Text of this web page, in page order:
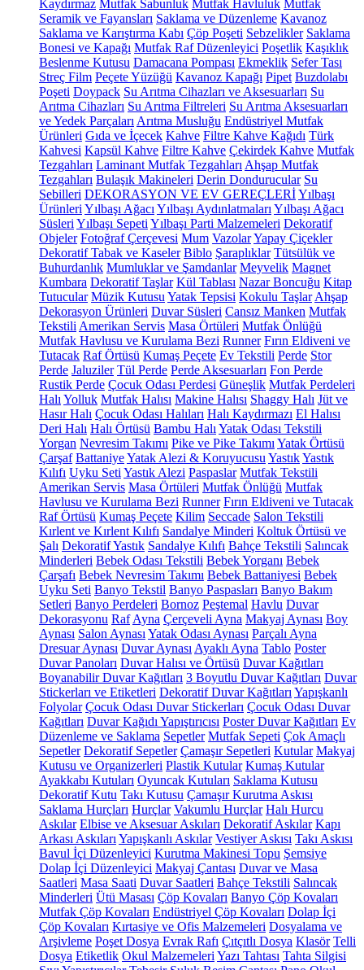
Kaydırmaz Mutfak Sabunluk Mutfak Havluluk Mutfak
Seramik ve Fayansları Saklama ve Düzenleme Kavanoz
Saklama ve Karıştırma Kabı Çöp Poşeti Sebzelikler Saklama
Bonesi ve Kapağı Mutfak Raf Düzenleyici Poşetlik Kaşıklık
Beslenme Kutusu Damacana Pompası Ekmeklik Sefer Tası
Streç Film Peçete Yüzüğü Kavanoz Kapağı Pipet Buzdolabı
Poşeti Doypack Su Arıtma Cihazları ve Aksesuarları Su
Arıtma Cihazları Su Arıtma Filtreleri Su Arıtma Aksesuarları
ve Yedek Parçaları Arıtma Musluğu Endüstriyel Mutfak
Ürünleri Gıda ve İçecek Kahve Filtre Kahve Kağıdı Türk
Kahvesi Kapsül Kahve Filtre Kahve Çekirdek Kahve Mutfak
Tezgahları Laminant Mutfak Tezgahları Ahşap Mutfak
Tezgahları Bulaşık Makineleri Derin Dondurucular Su
Sebilleri DEKORASYON VE EV GEREÇLERİYılbaşı
Ürünleri Yılbaşı Ağacı Yılbaşı Aydınlatmaları Yılbaşı Ağacı
Süsleri Yılbaşı Sepeti Yılbaşı Parti Malzemeleri Dekoratif
Objeler Fotoğraf Çerçevesi Mum VazolarYapay Çiçekler
Dekoratif Tabak ve Kaseler Biblo Şaraplıklar Tütsülük ve
Buhurdanlık Mumluklar ve Şamdanlar Meyvelik Magnet
Kumbara Dekoratif Taşlar Kül Tablası Nazar Boncuğu Kitap
Tutucular Müzik Kutusu Yatak Tepsisi Kokulu Taşlar Ahşap
Dekorasyon Ürünleri Duvar Süsleri Cansız Manken Mutfak
Tekstili Amerikan Servis Masa Örtüleri Mutfak Önlüğü
Mutfak Havlusu ve Kurulama Bezi Runner Fırın Eldiveni ve
Tutacak Raf Örtüsü Kumaş Peçete Ev Tekstili Perde Stor
Perde Jaluziler Tül Perde Perde Aksesuarları Fon Perde
Rustik Perde Çocuk Odası Perdesi Güneşlik Mutfak Perdeleri
Halı Yolluk Mutfak Halısı Makine Halısı Shaggy Halı Jüt ve
Hasır Halı Çocuk Odası Halıları Halı Kaydırmazı El Halısı
Deri Halı Halı Örtüsü Bambu Halı Yatak Odası Tekstili
Yorgan Nevresim Takımı Pike ve Pike Takımı Yatak Örtüsü
Çarşaf BattaniyeYatak Alezi & Koruyucusu YastıkYastık
Kılıfı Uyku Seti Yastık Alezi Paspaslar Mutfak Tekstili
Amerikan Servis Masa Örtüleri Mutfak Önlüğü Mutfak
Havlusu ve Kurulama Bezi Runner Fırın Eldiveni ve Tutacak
Raf Örtüsü Kumaş Peçete Kilim Seccade Salon Tekstili
Kırlent ve Kırlent Kılıfı Sandalye Minderi Koltuk Örtüsü ve
Şalı Dekoratif Yastık Sandalye Kılıfı Bahçe Tekstili Salıncak
Minderleri Bebek Odası Tekstili Bebek Yorganı Bebek
Çarşafı Bebek Nevresim Takımı Bebek Battaniyesi Bebek
Uyku Seti Banyo Tekstil Banyo Paspasları Banyo Bakım
Setleri Banyo Perdeleri Bornoz Peştemal Havlu Duvar
Dekorasyonu Raf Ayna Çerçeveli Ayna Makyaj Aynası Boy
Aynası Salon Aynası Yatak Odası Aynası Parçalı Ayna
Dresuar Aynası Duvar Aynası Ayaklı Ayna Tablo Poster
Duvar Panoları Duvar Halısı ve Örtüsü Duvar Kağıtları
Boyanabilir Duvar Kağıtları 3 Boyutlu Duvar Kağıtları Duvar
Stickerları ve Etiketleri Dekoratif Duvar Kağıtları Yapışkanlı
Folyolar Çocuk Odası Duvar Stickerları Çocuk Odası Duvar
Kağıtları Duvar Kağıdı Yapıştırıcısı Poster Duvar Kağıtları Ev
Düzenleme ve Saklama Sepetler Mutfak Sepeti Çok Amaçlı
Sepetler Dekoratif Sepetler Çamaşır Sepetleri Kutular Makyaj
Kutusu ve Organizerleri Plastik Kutular Kumaş Kutular
Ayakkabı Kutuları Oyuncak Kutuları Saklama Kutusu
Dekoratif Kutu Takı Kutusu Çamaşır Kurutma Askısı
Saklama Hurçları Hurçlar Vakumlu Hurçlar Halı Hurcu
Askılar Elbise ve Aksesuar Askıları Dekoratif Askılar Kapı
Arkası Askıları Yapışkanlı Askılar Vestiyer Askısı Takı Askısı
Bavul İçi Düzenleyici Kurutma Makinesi Topu Şemsiye
Dolap İçi Düzenleyici Makyaj Çantası Duvar ve Masa
Saatleri Masa Saati Duvar Saatleri Bahçe Tekstili Salıncak
Minderleri Ütü Masası Çöp Kovaları Banyo Çöp Kovaları
Mutfak Çöp Kovaları Endüstriyel Çöp Kovaları Dolap İçi
Çöp Kovaları Kırtasiye ve Ofis Malzemeleri Dosyalama ve
Arşivleme Poşet Dosya Evrak Rafı Çıtçıtlı Dosya Klasör Telli
Dosya Etiketlik Okul Malzemeleri Yazı Tahtası Tahta Silgisi